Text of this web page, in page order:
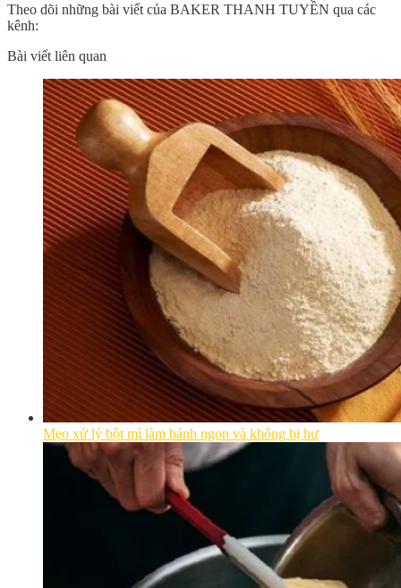
Theo dõi những bài viết của BAKER THANH TUYỀN qua các
kênh:
Bài viết liên quan
Mẹo xử lý bột mì làm bánh ngon và không bị hư